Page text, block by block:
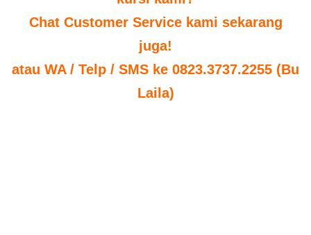
Chat Customer Service kami sekarang
juga!
atau WA / Telp / SMS ke 0823.3737.2255 (Bu
Laila)